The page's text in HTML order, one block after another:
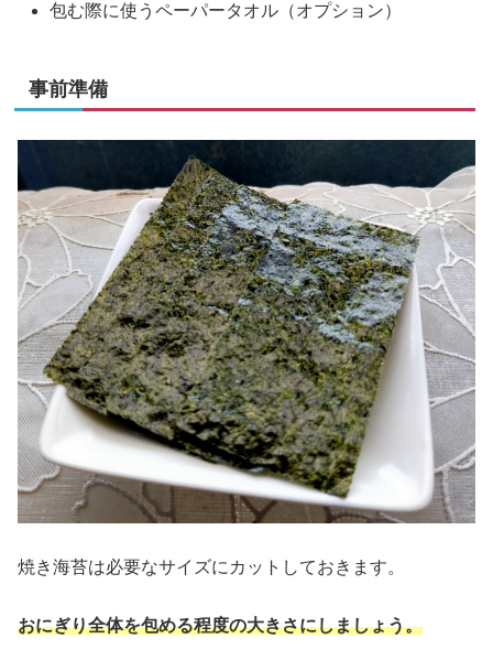
包む際に使うペーパータオル（オプション）
事前準備
焼き海苔は必要なサイズにカットしておきます。
おにぎり全体を包める程度の大きさにしましょう。